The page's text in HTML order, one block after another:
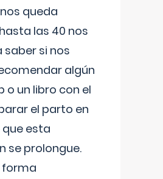
queda
las 40 nos
si nos
algún
o un libro con el
el parto en
esta
se prolongue.
forma